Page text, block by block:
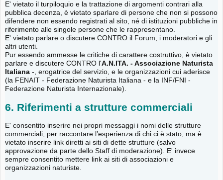
E' vietato il turpiloquio e la trattazione di argomenti contrari alla
pubblica decenza, è vietato sparlare di persone che non si possono
difendere non essendo registrati al sito, né di istituzioni pubbliche in
riferimento alle singole persone che le rappresentano.
E' vietato parlare o discutere CONTRO il Forum, i moderatori e gli
altri utenti.
Pur essendo ammesse le critiche di carattere costruttivo, è vietato
parlare e discutere CONTRO l'A.N.ITA. - Associazione Naturista
Italiana -, erogatrice del servizio, e le organizzazioni cui aderisce
(la FENAIT - Federazione Naturista Italiana - e la INF/FNI -
Federazione Naturista Internazionale).
6. Riferimenti a strutture commerciali
E' consentito inserire nei propri messaggi i nomi delle strutture
commerciali, per raccontare l’esperienza di chi ci è stato, ma è
vietato inserire link diretti ai siti di dette strutture (salvo
approvazione da parte dello Staff di moderazione). E' invece
sempre consentito mettere link ai siti di associazioni e
organizzazioni naturiste.